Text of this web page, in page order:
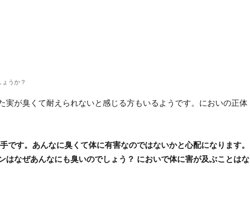
うか？
実が臭くて耐えられないと感じる方もいるようです。においの正体
です。あんなに臭くて体に有害なのではないかと心配になります。
はなぜあんなにも臭いのでしょう？ においで体に害が及ぶことはな